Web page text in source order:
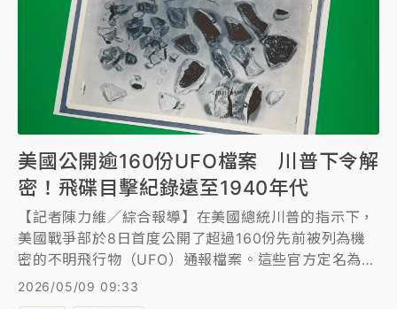
美國公開逾160份UFO檔案 川普下令解
密！飛碟目擊紀錄遠至1940年代
【記者陳力維／綜合報導】在美國總統川普的指示下，
美國戰爭部於8日首度公開了超過160份先前被列為機
密的不明飛行物（UFO）通報檔案。這些官方定名為
「不明異常現象」（UAP）的歷史紀錄最早可追溯至
2026/05/09 09:33